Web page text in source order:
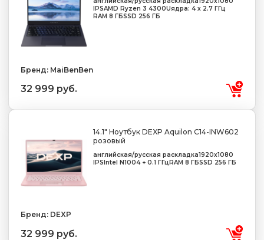
IPSAMD Ryzen 3 4300Uядра: 4 х 2.7 ГГц
RAM 8 ГБSSD 256 ГБ
Бренд: MaiBenBen
32 999 руб.
14.1" Ноутбук DEXP Aquilon C14-INW602
розовый
английская/русская раскладка1920x1080
IPSIntel N1004 + 0.1 ГГцRAM 8 ГБSSD 256 ГБ
Бренд: DEXP
32 999 руб.